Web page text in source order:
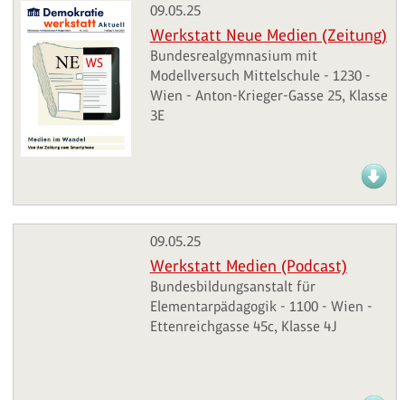
09.05.25
Werkstatt Neue Medien (Zeitung)
Bundesrealgymnasium mit
Modellversuch Mittelschule - 1230 -
Wien - Anton-Krieger-Gasse 25, Klasse
3E
09.05.25
Werkstatt Medien (Podcast)
Bundesbildungsanstalt für
Elementarpädagogik - 1100 - Wien -
Ettenreichgasse 45c, Klasse 4J